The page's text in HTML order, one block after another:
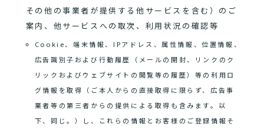
その他の事業者が提供する他サービスを含む）のご
案内、他サービスへの取次、利用状況の確認等
Cookie、端末情報、IPアドレス、属性情報、位置情報、
広告識別子および行動履歴（メールの開封、リンクのク
リックおよびウェブサイトの閲覧等の履歴）等の利用ロ
グ情報を取得（ご本人からの直接取得に限らず、広告事
業者等の第三者からの提供による取得も含みます。以
下、同じ。）し、これらの情報とお客様のご登録情報そ